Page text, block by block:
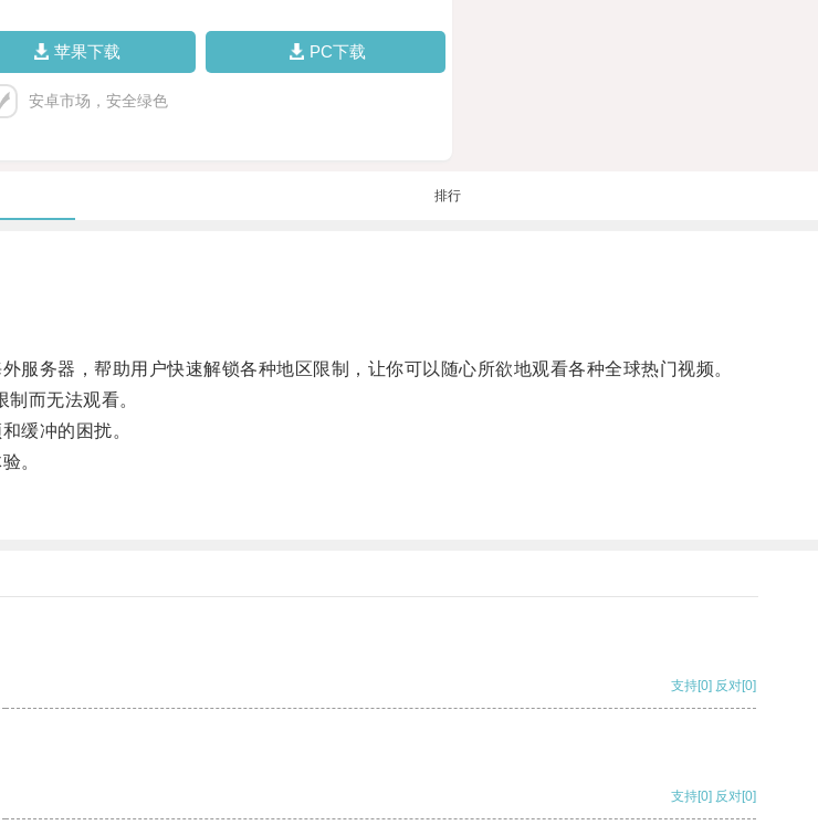
苹果下载 PC下载
安卓市场，安全绿色
排行
务器，帮助用户快速解锁各种地区限制，让你可以随心所欲地观看各种全球热门视频。
而无法观看。
缓冲的困扰。
。
支持[0] 反对[0]
支持[0] 反对[0]